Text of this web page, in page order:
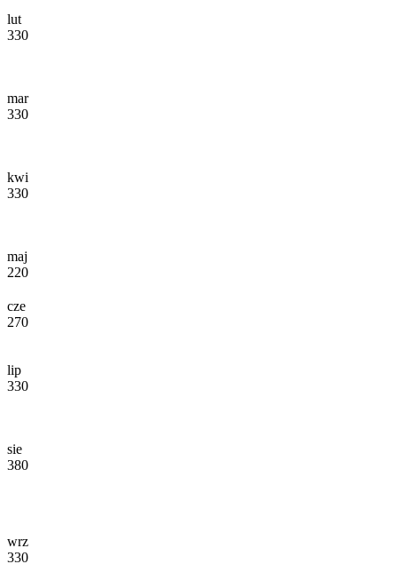
lut
330
mar
330
kwi
330
maj
220
cze
270
lip
330
sie
380
wrz
330